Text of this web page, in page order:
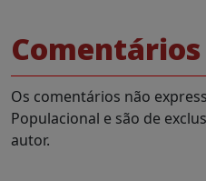
Comentários
Os comentários não
Populacional e são de
autor.